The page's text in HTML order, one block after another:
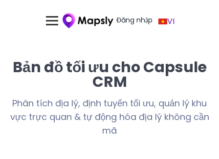
Đăng nhập VI
Bản đồ tối ưu cho Capsule
CRM
Phân tích địa lý, định tuyến tối ưu, quản lý khu
vực trực quan & tự động hóa địa lý không cần
mã